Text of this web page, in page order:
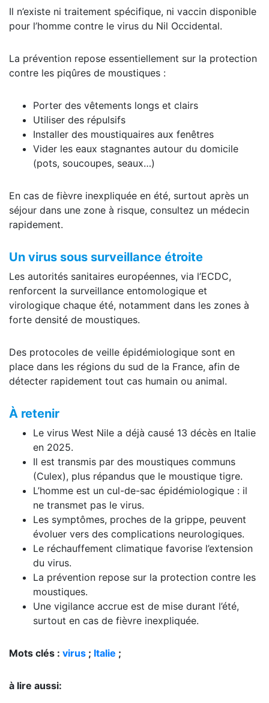
Il n’existe ni traitement spécifique, ni vaccin disponible
pour l’homme contre le virus du Nil Occidental.
La prévention repose essentiellement sur la protection
contre les piqûres de moustiques :
Porter des vêtements longs et clairs
Utiliser des répulsifs
Installer des moustiquaires aux fenêtres
Vider les eaux stagnantes autour du domicile
(pots, soucoupes, seaux…)
En cas de fièvre inexpliquée en été, surtout après un
séjour dans une zone à risque, consultez un médecin
rapidement.
Un virus sous surveillance étroite
Les autorités sanitaires européennes, via l’ECDC,
renforcent la surveillance entomologique et
virologique chaque été, notamment dans les zones à
forte densité de moustiques.
Des protocoles de veille épidémiologique sont en
place dans les régions du sud de la France, afin de
détecter rapidement tout cas humain ou animal.
À retenir
Le virus West Nile a déjà causé 13 décès en Italie
en 2025.
Il est transmis par des moustiques communs
(Culex), plus répandus que le moustique tigre.
L’homme est un cul-de-sac épidémiologique : il
ne transmet pas le virus.
Les symptômes, proches de la grippe, peuvent
évoluer vers des complications neurologiques.
Le réchauffement climatique favorise l’extension
du virus.
La prévention repose sur la protection contre les
moustiques.
Une vigilance accrue est de mise durant l’été,
surtout en cas de fièvre inexpliquée.
Mots clés : virus ; Italie ;
à lire aussi: